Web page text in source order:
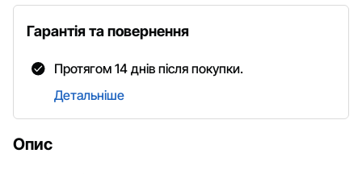
Опис
Гарантія та повернення
Протягом 14 днів після покупки.
Детальніше